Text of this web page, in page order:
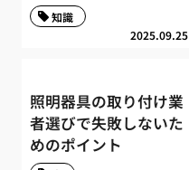
2025.09.25
知識
照明器具の取り付け業
者選びで失敗しないた
めのポイント